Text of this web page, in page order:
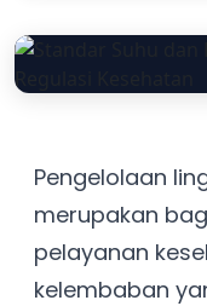
Pengelolaan
merupakan
pelayanan
kelembaban